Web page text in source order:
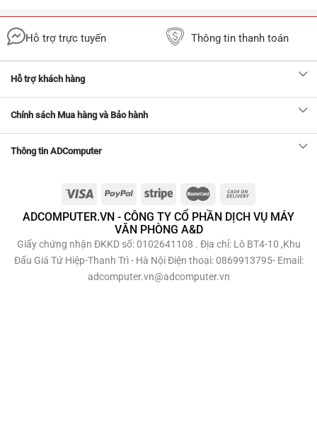
Hỗ trợ trực tuyến Thông tin thanh toán
Hỗ trợ khách hàng
Chính sách Mua hàng và Bảo hành
Thông tin ADComputer
ADCOMPUTER.VN - CÔNG TY CỔ PHẦN DỊCH VỤ MÁY
VĂN PHÒNG A&D
Giấy chứng nhận ĐKKD số: 0102641108 . Địa chỉ: Lô BT4-10 ,Khu
Đấu Giá Tứ Hiệp-Thanh Trì - Hà Nội Điện thoại: 0869913795- Email:
adcomputer.vn@adcomputer.vn